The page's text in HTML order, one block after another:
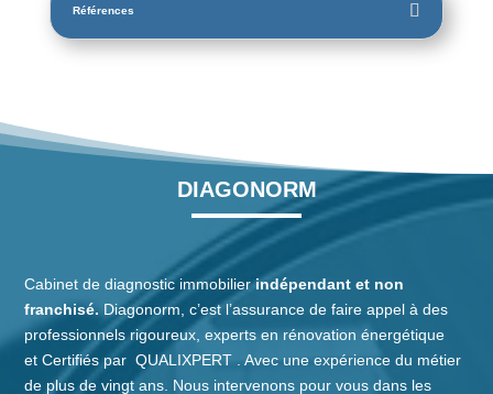
Références
DIAGONORM
Cabinet de diagnostic immobilierindépendant et non
franchisé. Diagonorm, c’est l’assurance de faire appel à des
professionnels rigoureux, experts en rénovation énergétique
etCertifiés parQUALIXPERT . Avec une expérience du métier
de plus de vingt ans. Nous intervenons pour vous dans les